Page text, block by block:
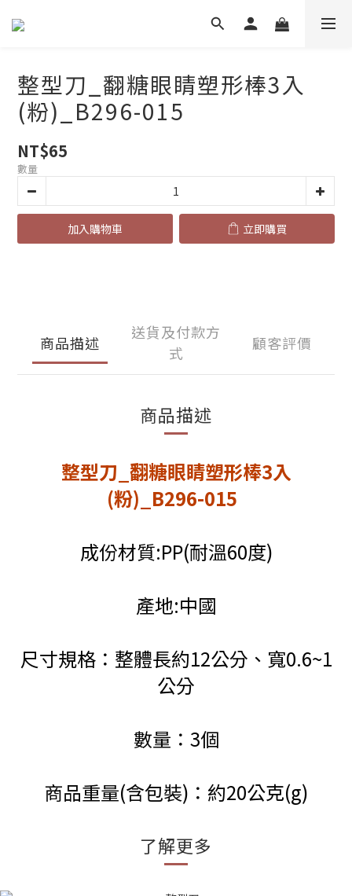
整型刀_翻糖眼睛塑形棒3入
(粉)_B296-015
NT$65
數量
加入購物車 立即購買
商品描述
送貨及付款方
式
顧客評價
商品描述
整型刀_翻糖眼睛塑形棒3入
(粉)_B296-015
成份材質:PP(耐溫60度)
產地:中國
尺寸規格：整體長約12公分、寬0.6~1
公分
數量：3個
商品重量(含包裝)：約20公克(g)
了解更多